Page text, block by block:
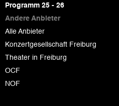
page
Programm 25 - 26
Andere Anbieter
Alle Anbieter
Konzertgesellschaft Freiburg
Theater in Freiburg
OCF
NOF